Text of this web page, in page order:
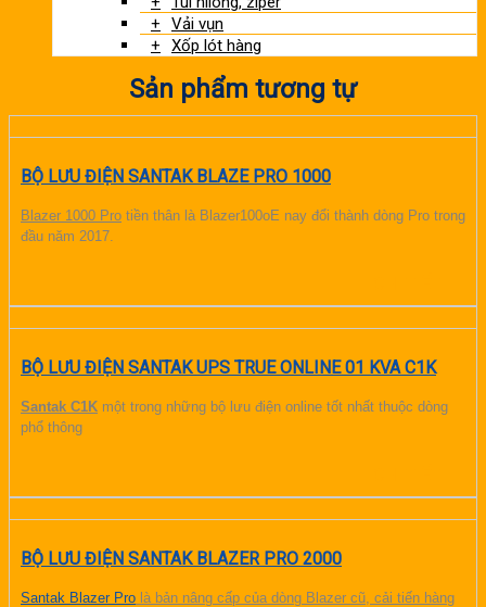
Vải vụn
Xốp lót hàng
Sản phẩm tương tự
BỘ LƯU ĐIỆN SANTAK BLAZE PRO 1000
Blazer 1000 Pro tiền thân là Blazer100oE nay đổi thành dòng Pro trong
đầu năm 2017.
BỘ LƯU ĐIỆN SANTAK UPS TRUE ONLINE 01 KVA C1K
Santak C1K một trong những bộ lưu điện online tốt nhất thuộc dòng
phổ thông
BỘ LƯU ĐIỆN SANTAK BLAZER PRO 2000
Santak Blazer Pro là bản nâng cấp của dòng Blazer cũ, cải tiến hàng